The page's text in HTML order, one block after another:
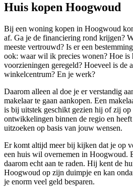
Huis kopen Hoogwoud
Bij een woning kopen in Hoogwoud
af. Ga je de financiering rond krijgen?
meeste vertrouwd? Is er een
ook: waar wil ik precies wonen? Hoe is
voorzieningen geregeld? Hoeveel is de
winkelcentrum? En je werk?
Daarom alleen al doe je er verstandig
makelaar te gaan aankopen. Een
is bij uitstek geschikt gezien hij of zij op
ontwikkelingen binnen de regio en
uitzoeken op basis van jouw wensen.
Er komt altijd meer bij kijken dat je op
een huis wil overnemen in Hoogwoud.
daarom echt aan te raden. Hij kent de
Hoogwoud op zijn duimpje en kan
je enorm veel geld besparen.